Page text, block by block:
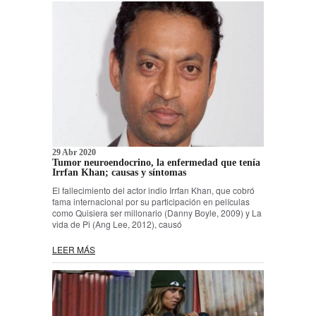
29 Abr 2020
Tumor neuroendocrino, la enfermedad que tenía
Irrfan Khan; causas y síntomas
El fallecimiento del actor indio Irrfan Khan, que cobró
fama internacional por su participación en películas
como Quisiera ser millonario (Danny Boyle, 2009) y La
vida de Pi (Ang Lee, 2012), causó
LEER MÁS